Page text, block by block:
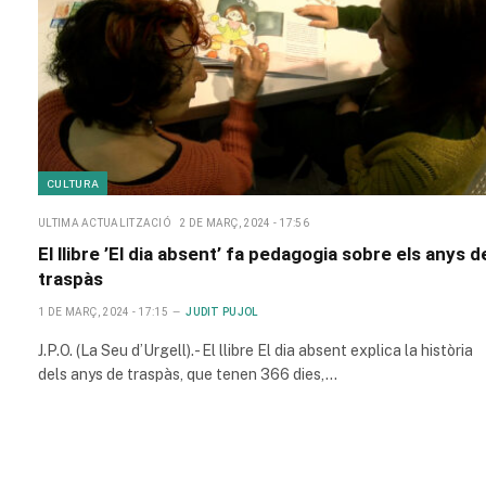
CULTURA
ULTIMA ACTUALITZACIÓ 2 DE MARÇ, 2024 - 17:56
El llibre ’El dia absent’ fa pedagogia sobre els anys
traspàs
1 DE MARÇ, 2024 - 17:15 JUDIT PUJOL
J.P.O. (La Seu d’Urgell).- El llibre El dia absent explica la història
dels anys de traspàs, que tenen 366 dies,…